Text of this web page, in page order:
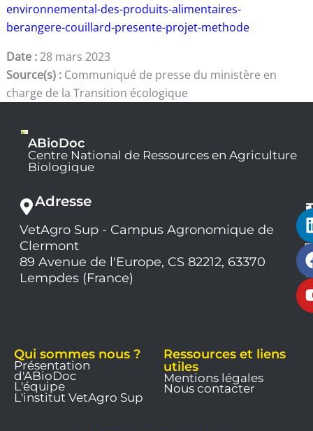
environnemental-des-produits-alimentaires-
berangere-couillard-presente-projet-methode
Date :28 mars 2023
Source(s) : Communiqué de presse du ministère en
charge de la Transition écologique
ABioDoc
Centre National de Ressources en Agriculture
Biologique
Adresse
VetAgro Sup - Campus Agronomique de
Clermont
89 Avenue de l'Europe, CS 82212, 63370
Lempdes (France)
Qui sommes nous ?
Présentation
d'ABioDoc
L'équipe
L'institut VetAgro Sup
Ressources et liens
utiles
Mentions légales
Nous contacter